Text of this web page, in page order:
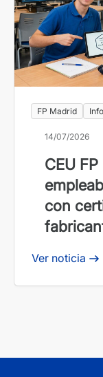
FP Madrid
14/07/2026
CEU
con
Ver noticia